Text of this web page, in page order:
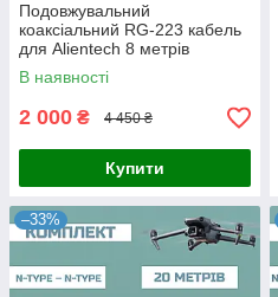
Подовжувальний
коаксіальний RG-223 кабель
для Alientech 8 метрів
PROQMA8000QMA/RG223
В наявності
2 000 ₴ 4 450 ₴
Купити
–33%